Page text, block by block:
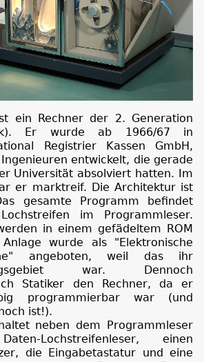
ein Rechner der 2. Generation
Er wurde ab 1966/67 in
Registrier Kassen GmbH,
entwickelt, die gerade
Universität absolviert hatten. Im
er marktreif. Die Architektur ist
gesamte Programm befindet
im Programmleser.
in einem gefädeltem ROM
wurde als "Elektronische
angeboten, weil das ihr
war. Dennoch
Statiker den Rechner, da er
programmierbar war (und
ist!).
neben dem Programmleser
Lochstreifenleser, einen
die Eingabetastatur und eine